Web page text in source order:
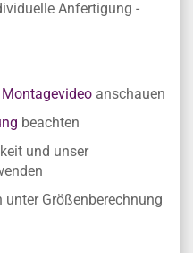
Anfertigung -
Montagevideo anschauen
beachten
und unser
Größenberechnung